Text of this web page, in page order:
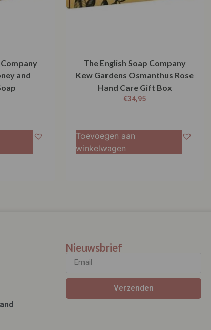
and
The English Soap Company
Kew Gardens Osmanthus Rose
Hand Care Gift Box
€34,95
Toevoegen aan
winkelwagen
Nieuwsbrief
Verzenden